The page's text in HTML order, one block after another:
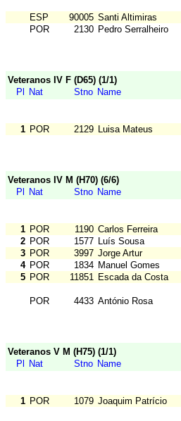
ESP 90005 Santi Altimiras
POR
2130 Pedro Serralheiro
Veteranos IV F (D65) (1/1)
Pl
Nat Stno Name
1 POR 2129 Luisa Mateus
Veteranos IV M (H70) (6/6)
Pl
Nat Stno Name
1 POR 1190 Carlos Ferreira
2 POR 1577 Luís Sousa
3 POR 3997 Jorge Artur
4 POR 1834 Manuel Gomes
5 POR 11851 Escada da Costa
POR 4433 António Rosa
Veteranos V M (H75) (1/1)
Pl
Nat Stno Name
1 POR 1079 Joaquim Patrício